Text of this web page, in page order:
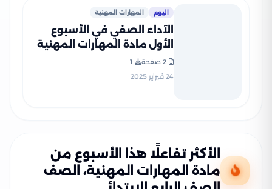
اليوم المهارات المهنية
الآداء الصفي في الأسبوع
الأول مادة المهارات المهنية
للصف الرابع الإبتدائي الترم
الثاني 2025 بصيغة PDF
2 صفحة
1
24 فبراير 2025
الأكثر تفاعلًا هذا الأسبوع من
مادة المهارات المهنية، الصف